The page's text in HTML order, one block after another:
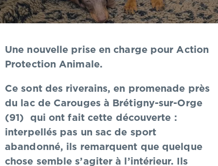
Une nouvelle prise en charge pour Action
Protection Animale.
Ce sont des riverains, en promenade près
du lac de Carouges à Brétigny-sur-Orge
(91) qui ont fait cette découverte :
interpellés pas un sac de sport
abandonné, ils remarquent que quelque
chose semble s’agiter à l’intérieur. Ils